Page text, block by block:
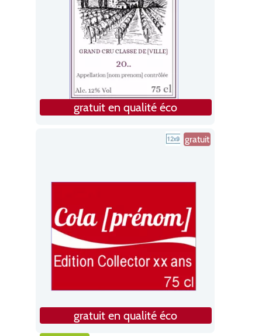
gratuit en qualité éco
gratuit
gratuit en qualité éco